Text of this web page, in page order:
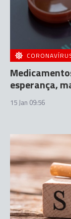
esperança,
15 Jan 09:56